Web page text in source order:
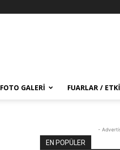
FOTO GALERI FUARLAR /
-
EN POPÜLER